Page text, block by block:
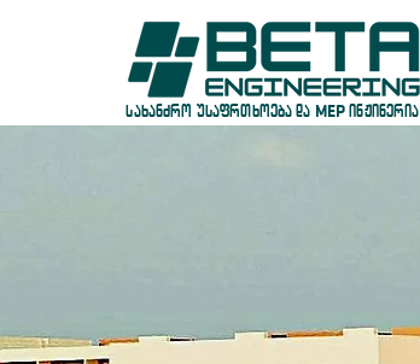
სახანძრო უსაფრთხოება და MEP ინჟინერია